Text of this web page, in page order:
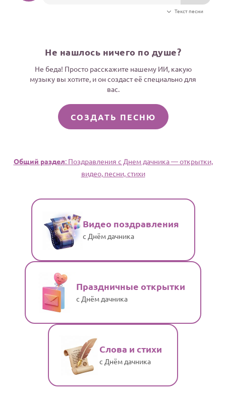
Текст песни
Не нашлось ничего по душе?
Не беда! Просто расскажите нашему ИИ, какую
музыку вы хотите, и он создаст её специально для
вас.
СОЗДАТЬ ПЕСНЮ
Общий раздел: Поздравления с Днем дачника — открытки,
видео, песни, стихи
Видео поздравления
с Днём дачника
Праздничные открытки
с Днём дачника
Слова и стихи
с Днём дачника